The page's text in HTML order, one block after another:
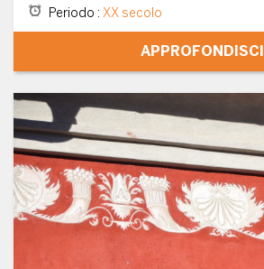
Periodo : XX secolo
APPROFONDISCI